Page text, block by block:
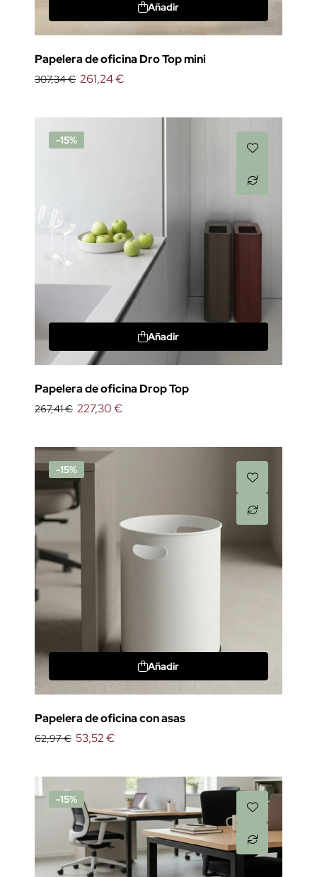
Añadir
Papelera de oficina Dro Top mini
307,34 € 261,24 €
-15%
Añadir
Papelera de oficina Drop Top
267,41 € 227,30 €
-15%
Añadir
Papelera de oficina con asas
62,97 € 53,52 €
-15%